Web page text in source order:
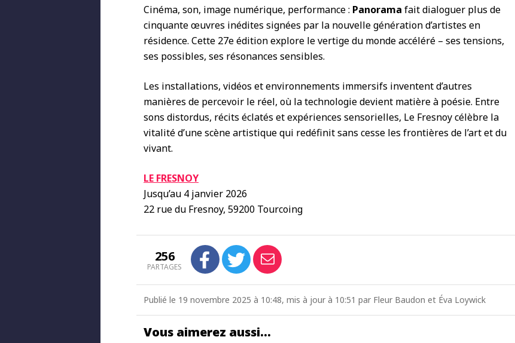
Cinéma, son, image numérique, performance : Panorama fait dialoguer plus de
cinquante œuvres inédites signées par la nouvelle génération d’artistes en
résidence. Cette 27eédition explore le vertige du monde accéléré – ses tensions,
ses possibles, ses résonances sensibles.
Les installations, vidéos et environnements immersifs inventent d’autres
manières de percevoir le réel, où la technologie devient matière à poésie. Entre
sons distordus, récits éclatés et expériences sensorielles, Le Fresnoy célèbre la
vitalité d’une scène artistique qui redéfinit sans cesse les frontières de l’art et du
vivant.
LE FRESNOY
Jusqu’au 4 janvier 2026
22 rue du Fresnoy, 59200 Tourcoing
256
PARTAGES
Publié le 19 novembre 2025 à 10:48, mis à jour à 10:51 par Fleur Baudon et Éva Loywick
Vous aimerez aussi…